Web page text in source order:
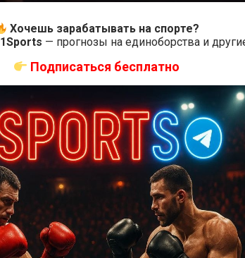
Хочешь зарабатывать на спорте?
1Sports — прогнозы на единоборства и
Подписаться бесплатно